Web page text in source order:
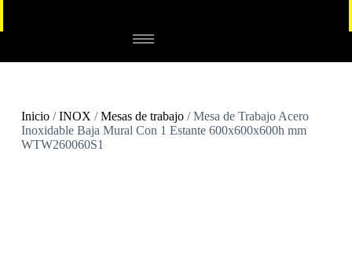
Inicio/INOX /Mesas de trabajo/ Mesa de Trabajo Acero
Inoxidable Baja Mural Con 1 Estante 600x600x600h mm
WTW260060S1